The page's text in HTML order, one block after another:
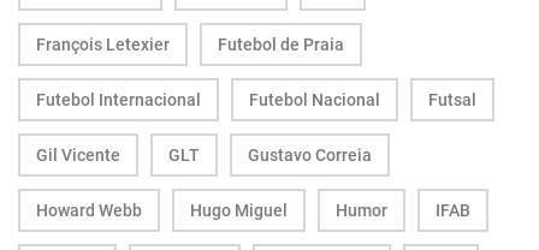
François Letexier Futebol de Praia
Futebol Internacional Futebol Nacional Futsal
Gil Vicente GLT Gustavo Correia
Howard Webb Hugo Miguel Humor IFAB